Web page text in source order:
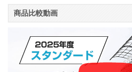
商品比較動画